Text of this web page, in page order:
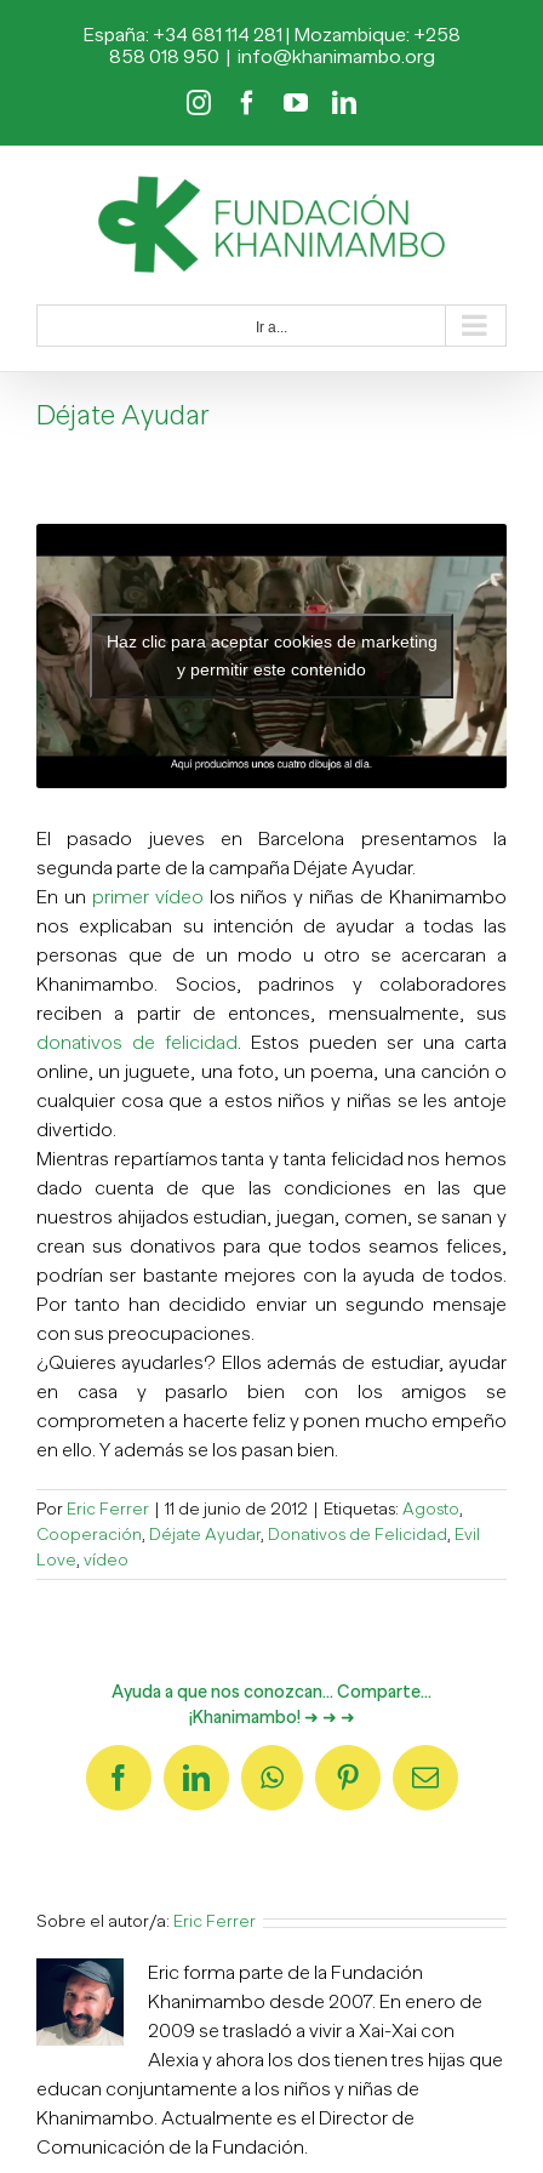
España: +34 681 114 281 | Mozambique: +258
858 018 950 | info@khanimambo.org
InstagramFacebook
YouTubeLinkedIn
Ir a...
Déjate Ayudar
Haz clic para aceptar cookies de marketing
y permitir este contenido
El pasado jueves en Barcelona presentamos la
segunda parte de la campaña Déjate Ayudar.
En un primer vídeo los niños y niñas de Khanimambo
nos explicaban su intención de ayudar a todas las
personas que de un modo u otro se acercaran a
Khanimambo. Socios, padrinos y colaboradores
reciben a partir de entonces, mensualmente, sus
donativos de felicidad. Estos pueden ser una carta
online, un juguete, una foto, un poema, una canción o
cualquier cosa que a estos niños y niñas se les antoje
divertido.
Mientras repartíamos tanta y tanta felicidad nos hemos
dado cuenta de que las condiciones en las que
nuestros ahijados estudian, juegan, comen, se sanan y
crean sus donativos para que todos seamos felices,
podrían ser bastante mejores con la ayuda de todos.
Por tanto han decidido enviar un segundo mensaje
con sus preocupaciones.
¿Quieres ayudarles? Ellos además de estudiar, ayudar
en casa y pasarlo bien con los amigos se
comprometen a hacerte feliz y ponen mucho empeño
en ello. Y además se los pasan bien.
Por Eric Ferrer | 11 de junio de 2012 | Etiquetas: Agosto,
Cooperación, Déjate Ayudar, Donativos de Felicidad, Evil
Love, vídeo
Ayuda a que nos conozcan... Comparte...
¡Khanimambo! ➜ ➜ ➜
FacebookLinkedInWhatsAppPinterestCorreo
electrónico
Sobre el autor/a: Eric Ferrer
Eric forma parte de la Fundación
Khanimambo desde 2007. En enero de
2009 se trasladó a vivir a Xai-Xai con
Alexia y ahora los dos tienen tres hijas que
educan conjuntamente a los niños y niñas de
Khanimambo. Actualmente es el Director de
Comunicación de la Fundación.